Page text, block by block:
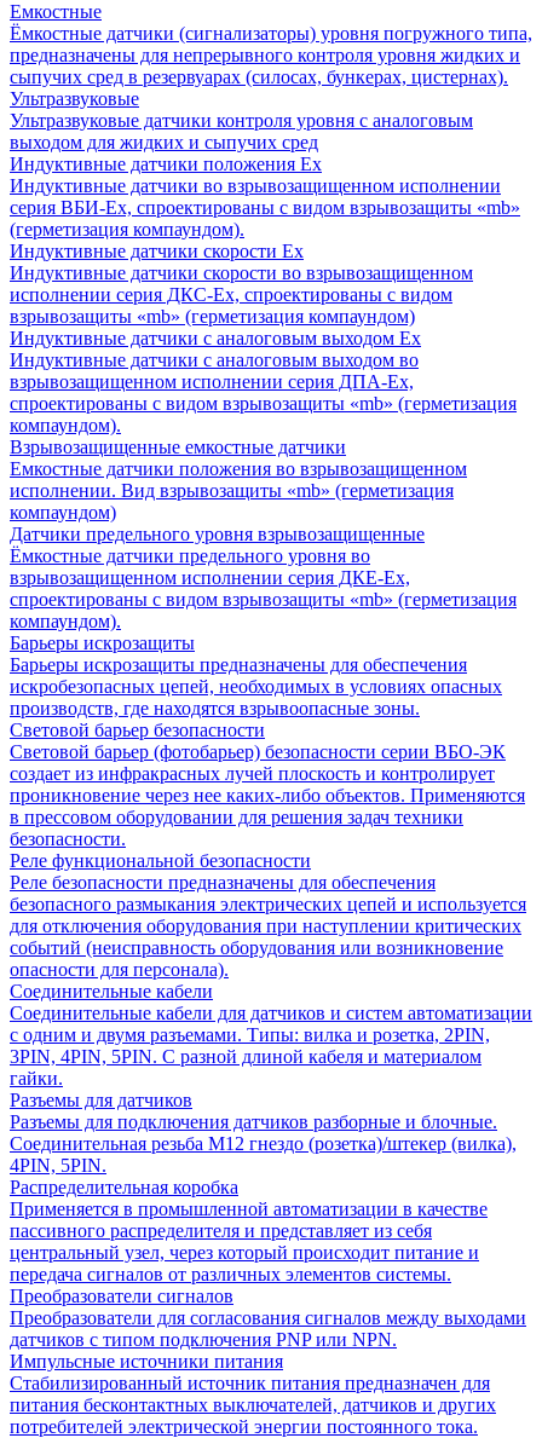
Емкостные
Ёмкостные датчики (сигнализаторы) уровня погружного типа,
предназначены для непрерывного контроля уровня жидких и
сыпучих сред в резервуарах (силосах, бункерах, цистернах).
Ультразвуковые
Ультразвуковые датчики контроля уровня с аналоговым
выходом для жидких и сыпучих сред
Индуктивные датчики положения Ех
Индуктивные датчики во взрывозащищенном исполнении
серия ВБИ-Ех, спроектированы с видом взрывозащиты «mb»
(герметизация компаундом).
Индуктивные датчики скорости Ех
Индуктивные датчики скорости во взрывозащищенном
исполнении серия ДКС-Ех, спроектированы с видом
взрывозащиты «mb» (герметизация компаундом)
Индуктивные датчики с аналоговым выходом Ех
Индуктивные датчики с аналоговым выходом во
взрывозащищенном исполнении серия ДПА-Ех,
спроектированы с видом взрывозащиты «mb» (герметизация
компаундом).
Взрывозащищенные емкостные датчики
Емкостные датчики положения во взрывозащищенном
исполнении. Вид взрывозащиты «mb» (герметизация
компаундом)
Датчики предельного уровня взрывозащищенные
Ёмкостные датчики предельного уровня во
взрывозащищенном исполнении серия ДКЕ-Ех,
спроектированы с видом взрывозащиты «mb» (герметизация
компаундом).
Барьеры искрозащиты
Барьеры искрозащиты предназначены для обеспечения
искробезопасных цепей, необходимых в условиях опасных
производств, где находятся взрывоопасные зоны.
Световой барьер безопасности
Световой барьер (фотобарьер) безопасности серии ВБО-ЭК
создает из инфракрасных лучей плоскость и контролирует
проникновение через нее каких-либо объектов. Применяются
в прессовом оборудовании для решения задач техники
безопасности.
Реле функциональной безопасности
Реле безопасности предназначены для обеспечения
безопасного размыкания электрических цепей и используется
для отключения оборудования при наступлении критических
событий (неисправность оборудования или возникновение
опасности для персонала).
Соединительные кабели
Соединительные кабели для датчиков и систем автоматизации
с одним и двумя разъемами. Типы: вилка и розетка, 2PIN,
3PIN, 4PIN, 5PIN. С разной длиной кабеля и материалом
гайки.
Разъемы для датчиков
Разъемы для подключения датчиков разборные и блочные.
Соединительная резьба М12 гнездо (розетка)/штекер (вилка),
4PIN, 5PIN.
Распределительная коробка
Применяется в промышленной автоматизации в качестве
пассивного распределителя и представляет из себя
центральный узел, через который происходит питание и
передача сигналов от различных элементов системы.
Преобразователи сигналов
Преобразователи для согласования сигналов между выходами
датчиков с типом подключения PNP или NPN.
Импульсные источники питания
Стабилизированный источник питания предназначен для
питания бесконтактных выключателей, датчиков и других
потребителей электрической энергии постоянного тока.